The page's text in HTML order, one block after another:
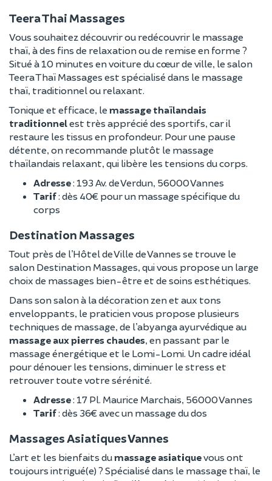
Teera Thai Massages
Vous souhaitez découvrir ou redécouvrir le massage
thaï, à des fins de relaxation ou de remise en forme ?
Situé à 10 minutes en voiture du cœur de ville, le salon
Teera Thaï Massages est spécialisé dans le massage
thaï, traditionnel ou relaxant.
Tonique et efficace, le massage thaïlandais
traditionnel est très apprécié des sportifs, car il
restaure les tissus en profondeur. Pour une pause
détente, on recommande plutôt le massage
thaïlandais relaxant, qui libère les tensions du corps.
Adresse: 193 Av. de Verdun, 56000 Vannes
Tarif: dès 40€ pour un massage spécifique du
corps
Destination Massages
Tout près de l’Hôtel de Ville de Vannes se trouve le
salon Destination Massages, qui vous propose un large
choix de massages bien-être et de soins esthétiques.
Dans son salon à la décoration zen et aux tons
enveloppants, le praticien vous propose plusieurs
techniques de massage, de l’abyanga ayurvédique au
massage aux pierres chaudes , en passant par le
massage énergétique et le Lomi-Lomi. Un cadre idéal
pour dénouer les tensions, diminuer le stress et
retrouver toute votre sérénité.
Adresse: 17 Pl. Maurice Marchais, 56000 Vannes
Tarif: dès 36€ avec un massage du dos
Massages Asiatiques Vannes
L’art et les bienfaits dumassage asiatiquevous ont
toujours intrigué(e) ? Spécialisé dans le massage thaï, le